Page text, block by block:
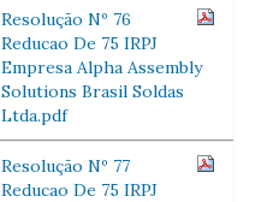
Resolução Nº 76
Reducao De 75 IRPJ
Empresa Alpha Assembly
Solutions Brasil Soldas
Ltda.pdf
Resolução Nº 77
Reducao De 75 IRPJ